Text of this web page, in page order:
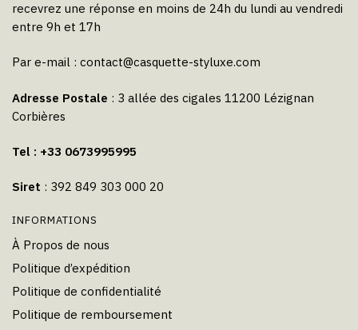
recevrez une réponse en moins de 24h du lundi au vendredi
entre 9h et 17h
Par e-mail : contact@casquette-styluxe.com
Adresse Postale : 3 allée des cigales 11200 Lézignan
Corbières
Tel : +33 0673995995
Siret : 392 849 303 000 20
INFORMATIONS
À Propos de nous
Politique d’expédition
Politique de confidentialité
Politique de remboursement